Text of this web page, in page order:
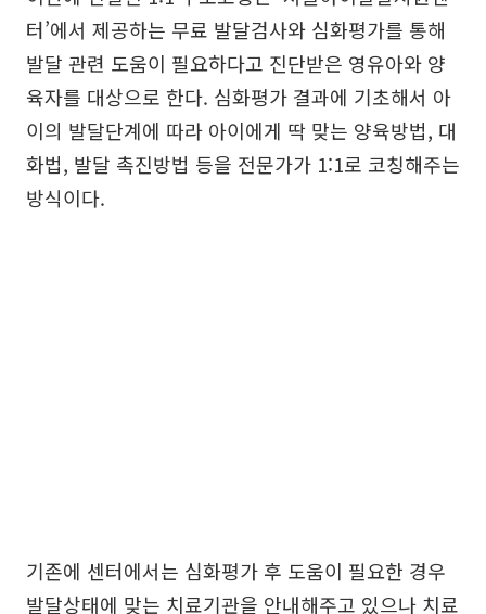
터’에서 제공하는 무료 발달검사와 심화평가를 통해
발달 관련 도움이 필요하다고 진단받은 영유아와 양
육자를 대상으로 한다. 심화평가 결과에 기초해서 아
이의 발달단계에 따라 아이에게 딱 맞는 양육방법, 대
화법, 발달 촉진방법 등을 전문가가 1:1로 코칭해주는
방식이다.
기존에 센터에서는 심화평가 후 도움이 필요한 경우
발달상태에 맞는 치료기관을 안내해주고 있으나 치료